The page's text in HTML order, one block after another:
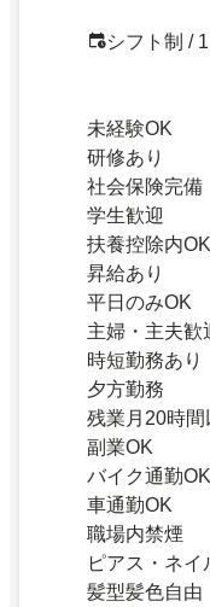
シフト制 /
未経験OK
研修あり
社会保険完備
学生歓迎
扶養控除内OK
昇給あり
平日のみOK
主婦・主夫歓
時短勤務あり
夕方勤務
残業月20時間
副業OK
バイク通勤OK
車通勤OK
職場内禁煙
ピアス・ネイ
髪型髪色自由